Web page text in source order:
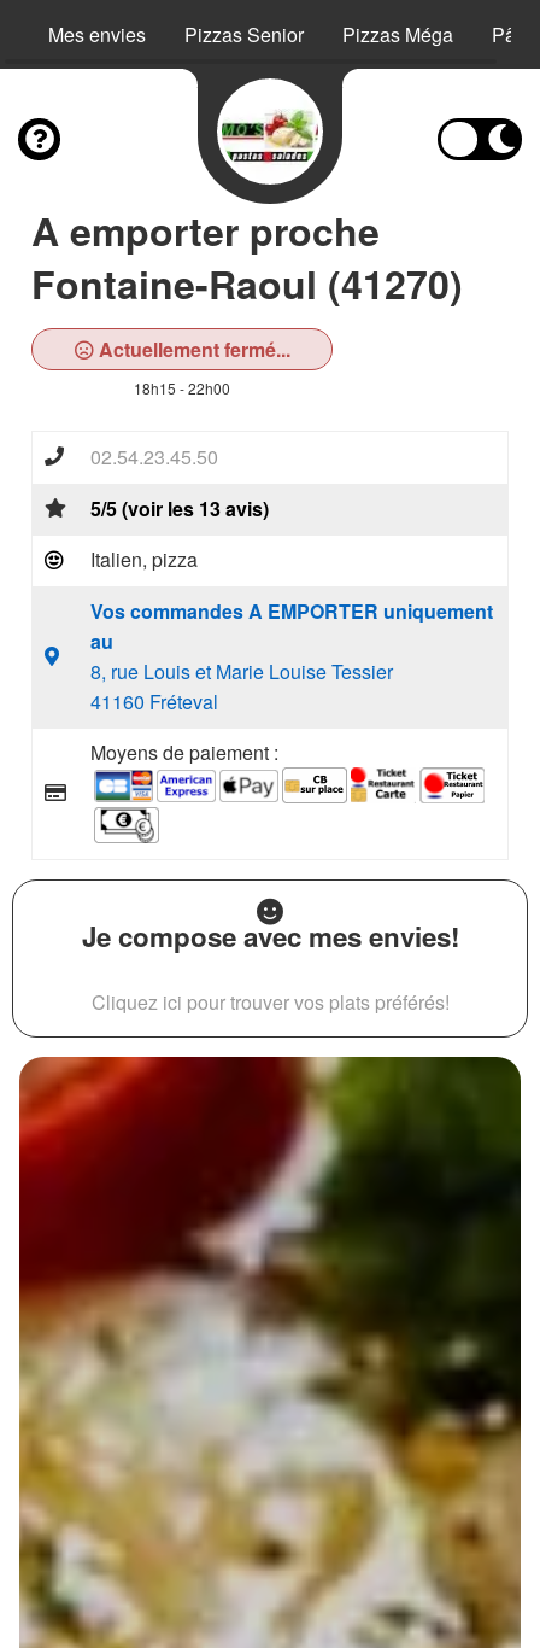
Mes envies Pizzas Senior Pizzas Méga Pâtes
A emporter proche
Fontaine-Raoul (41270)
Actuellement fermé...
18h15 - 22h00
02.54.23.45.50
5/5 (voir les 13 avis)
Italien, pizza
Vos commandes A EMPORTER uniquement
au
8, rue Louis et Marie Louise Tessier
41160 Fréteval
Moyens de paiement :
Je compose avec mes envies!
Cliquez ici pour trouver vos plats préférés!